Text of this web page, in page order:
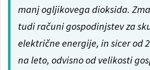
manj ogljikovega dioksida.
tudi računi gospodinjstev za
električne energije, in sicer od
na leto, odvisno od velikosti